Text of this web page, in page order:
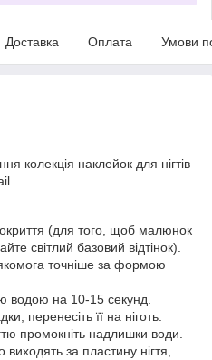
Доставка Оплата Умови
колекція наклейок для нігтів
(для того, щоб малюнок
світлий базовий відтінок).
точніше за формою
водою на 10-15 секунд.
перенесіть її на ніготь.
промокніть надлишки води.
за пластину нігтя,